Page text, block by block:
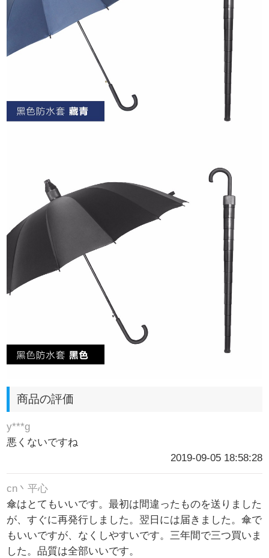
商品の評価
y***g
悪くないですね
2019-09-05 18:58:28
cn丶平心
傘はとてもいいです。最初は間違ったものを送りました
が、すぐに再発行しました。翌日には届きました。傘で
もいいですが、なくしやすいです。三年間で三つ買いま
した。品質は全部いいです。